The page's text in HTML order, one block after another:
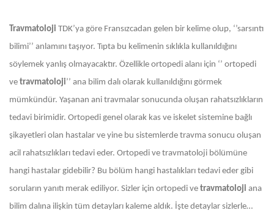
Travmatoloji TDK’ya göre Fransızcadan gelen bir kelime olup, ‘’sarsıntı
bilimi’’ anlamını taşıyor. Tıpta bu kelimenin sıklıkla kullanıldığını
söylemek yanlış olmayacaktır. Özellikle ortopedi alanı için ‘’ ortopedi
ve travmatoloji’’ ana bilim dalı olarak kullanıldığını görmek
mümkündür. Yaşanan ani travmalar sonucunda oluşan rahatsızlıkların
tedavi birimidir. Ortopedi genel olarak kas ve iskelet sistemine bağlı
şikayetleri olan hastalar ve yine bu sistemlerde travma sonucu oluşan
acil rahatsızlıkları tedavi eder. Ortopedi ve travmatoloji bölümüne
hangi hastalar gidebilir? Bu bölüm hangi hastalıkları tedavi eder gibi
soruların yanıtı merak ediliyor. Sizler için ortopedi ve travmatoloji ana
bilim dalına ilişkin tüm detayları kaleme aldık. İşte detaylar sizlerle…